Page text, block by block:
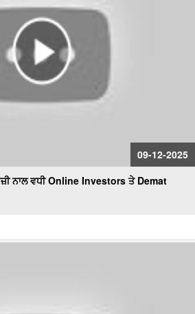
09-12-2025
ਨਾਲ ਵਧੀ Online Investors ਤੇ Demat